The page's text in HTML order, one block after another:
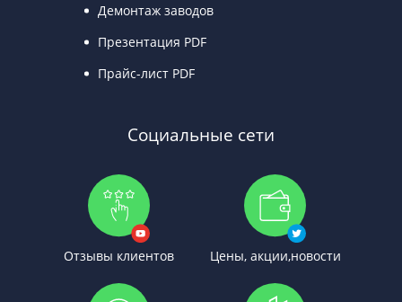
Демонтаж заводов
Презентация PDF
Прайс-лист PDF
Социальные сети
Отзывы клиентов Цены, акции,новости